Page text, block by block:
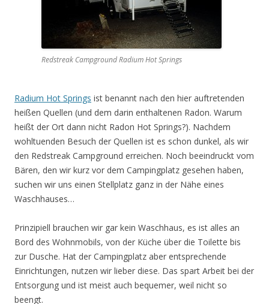
Redstreak Campground Radium Hot Springs
Radium Hot Springs ist benannt nach den hier auftretenden
heißen Quellen (und dem darin enthaltenen Radon. Warum
heißt der Ort dann nicht Radon Hot Springs?). Nachdem
wohltuenden Besuch der Quellen ist es schon dunkel, als wir
den Redstreak Campground erreichen. Noch beeindruckt vom
Bären, den wir kurz vor dem Campingplatz gesehen haben,
suchen wir uns einen Stellplatz ganz in der Nähe eines
Waschhauses…
Prinzipiell brauchen wir gar kein Waschhaus, es ist alles an
Bord des Wohnmobils, von der Küche über die Toilette bis
zur Dusche. Hat der Campingplatz aber entsprechende
Einrichtungen, nutzen wir lieber diese. Das spart Arbeit bei der
Entsorgung und ist meist auch bequemer, weil nicht so
beengt.